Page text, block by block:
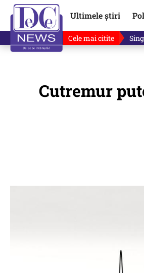
Ultimele știri
Cele mai citite
Cutremur